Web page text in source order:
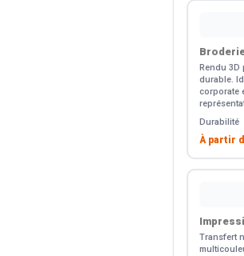
Rendu 3D
durable.
corporate
Durabilité
À partir
Transfert